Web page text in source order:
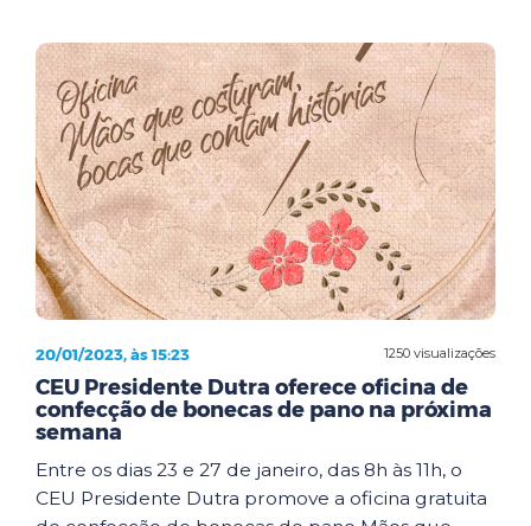
1250 visualizações
20/01/2023, às 15:23
CEU Presidente Dutra oferece oficina de
confecção de bonecas de pano na próxima
semana
Entre os dias 23 e 27 de janeiro, das 8h às 11h, o
CEU Presidente Dutra promove a oficina gratuita